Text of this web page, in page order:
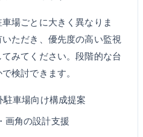
場ごとに大きく異なりま
ただき、優先度の高い監視
みてください。段階的な台
検討できます。
車場向け構成提案
画角の設計支援